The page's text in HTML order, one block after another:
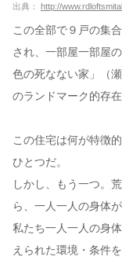
出典： http://
この全部で９戸の集
され、一部屋一部屋
色の死なない家」（
のランドマーク的存
この住宅は何が特徴
ひとつだ。
しかし、もう一つ。
ら、一人一人の身体
私たち一人一人の身
えられた環境・条件